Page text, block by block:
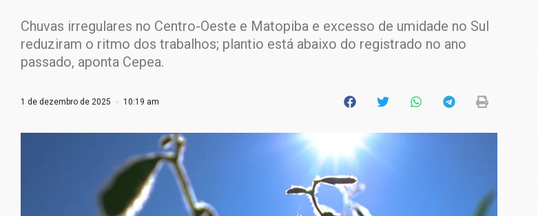
Chuvas irregulares no Centro-Oeste e Matopiba e excesso de umidade no Sul
reduziram o ritmo dos trabalhos; plantio está abaixo do registrado no ano
passado, aponta Cepea.
1 de dezembro de 2025 10:19 am